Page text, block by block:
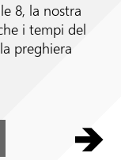
8, la nostra
i tempi del
preghiera